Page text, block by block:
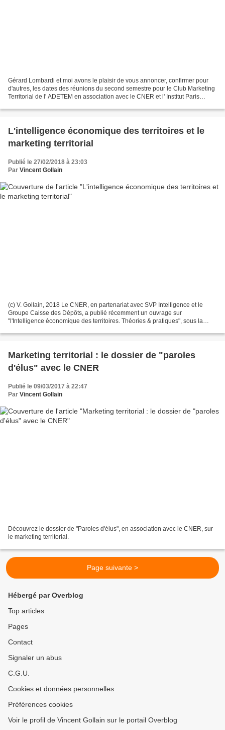
Gérard Lombardi et moi avons le plaisir de vous annoncer, confirmer pour
d'autres, les dates des réunions du second semestre pour le Club Marketing
Territorial de l' ADETEM en association avec le CNER et l' Institut Paris
L'intelligence économique des territoires et le
marketing territorial
Publié le 27/02/2018 à 23:03
Par Vincent Gollain
(c) V. Gollain, 2018 Le CNER, en partenariat avec SVP Intelligence et le
Groupe Caisse des Dépôts, a publié récemment un ouvrage sur
"l'Intelligence économique des territoires. Théories & pratiques", sous la
Marketing territorial : le dossier de "paroles
d'élus" avec le CNER
Publié le 09/03/2017 à 22:47
Par Vincent Gollain
Découvrez le dossier de "Paroles d'élus", en association avec le CNER, sur
le marketing territorial.
Page suivante >
Hébergé par Overblog
Top articles
Pages
Contact
Signaler un abus
C.G.U.
Cookies et données personnelles
Préférences cookies
Voir le profil de Vincent Gollain sur le portail Overblog